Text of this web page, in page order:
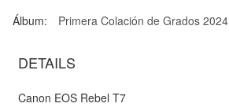
Álbum: Primera Colación de Grados 2024
DETAILS
Canon EOS Rebel T7